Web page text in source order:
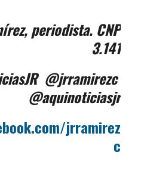
periodista. CNP
3.141
@jrramirezc
@aquinoticiasjr
jrramirez
c